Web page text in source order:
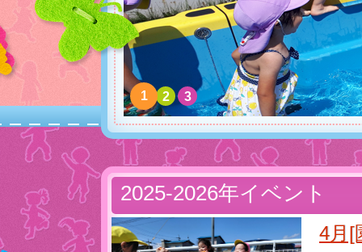
1 2 3
2025-2026年イベント
4月[